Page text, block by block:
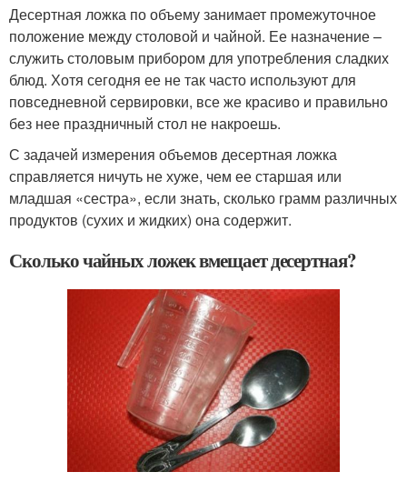
Десертная ложка по объему занимает промежуточное
положение между столовой и чайной. Ее назначение –
служить столовым прибором для употребления сладких
блюд. Хотя сегодня ее не так часто используют для
повседневной сервировки, все же красиво и правильно
без нее праздничный стол не накроешь.
С задачей измерения объемов десертная ложка
справляется ничуть не хуже, чем ее старшая или
младшая «сестра», если знать, сколько грамм различных
продуктов (сухих и жидких) она содержит.
Сколько чайных ложек вмещает десертная?